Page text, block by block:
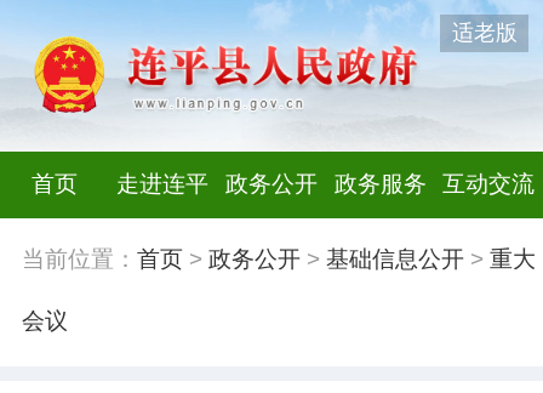
适老版
首页 走进连平 政务公开 政务服务 互动交流
当前位置： 首页> 政务公开> 基础信息公开> 重大
会议